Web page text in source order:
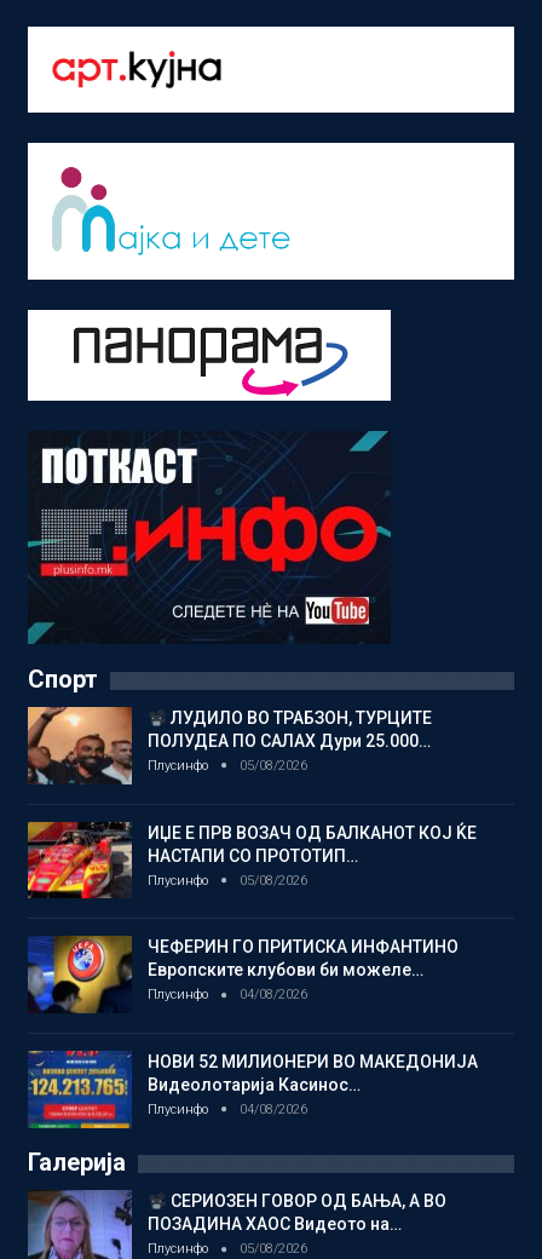
Спорт
ЛУДИЛО ВО ТРАБЗОН, ТУРЦИТЕ
ПОЛУДЕА ПО САЛАХ Дури 25.000…
Плусинфо 05/08/2026
ИЏЕ Е ПРВ ВОЗАЧ ОД БАЛКАНОТ КОЈ ЌЕ
НАСТАПИ СО ПРОТОТИП…
Плусинфо 05/08/2026
ЧЕФЕРИН ГО ПРИТИСКА ИНФАНТИНО
Европските клубови би можеле…
Плусинфо 04/08/2026
НОВИ 52 МИЛИОНЕРИ ВО МАКЕДОНИЈА
Видеолотарија Касинос…
Плусинфо 04/08/2026
Галерија
СЕРИОЗЕН ГОВОР ОД БАЊА, А ВО
ПОЗАДИНА ХАОС Видеото на…
Плусинфо 05/08/2026